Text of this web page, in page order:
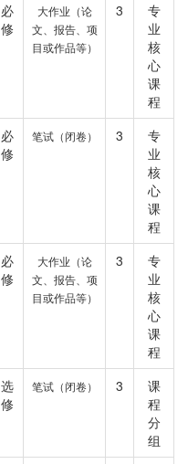
必
修
大作业（论
文、报告、项
目或作品等）
3
专
业
核
心
课
程
必
修
笔试（闭卷） 3
专
业
核
心
课
程
必
修
大作业（论
文、报告、项
目或作品等）
3
专
业
核
心
课
程
选
修
笔试（闭卷） 3
课
程
分
组